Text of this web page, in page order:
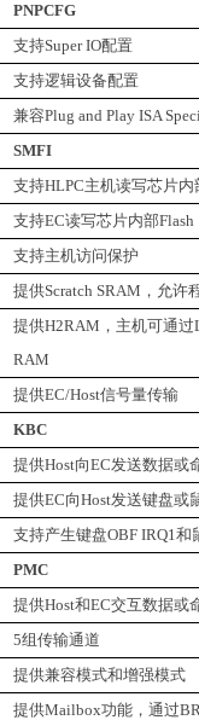
PNPCFG
支持Super IO配置
支持逻辑设备配置
兼容Plug and Play ISA
SMFI
支持HLPC主机读写芯片内
支持EC读写芯片内部Flash
支持主机访问保护
提供Scratch SRAM ，允许
提供H2RAM ，主机可通过
RAM
提供EC/Host信号量传输
KBC
提供Host向EC发送数据或
提供EC向Host发送键盘或
支持产生键盘OBF IRQ1和
PMC
提供Host和EC交互数据或
5组传输通道
提供兼容模式和增强模式
提供Mailbox功能，通过